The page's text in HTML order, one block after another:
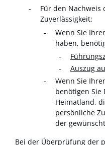
Für den Nachweis
Zuverlässigkeit:
Wenn Sie
haben,
Auszug
Wenn Sie
benötigen Sie
Heimatland,
persönliche
der
Bei der Überprüfung der